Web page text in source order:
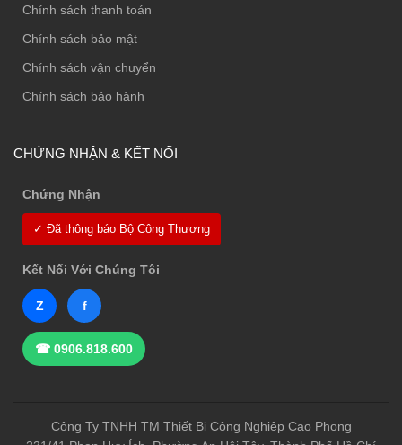
Chính sách thanh toán
Chính sách bảo mật
Chính sách vận chuyển
Chính sách bảo hành
CHỨNG NHẬN & KẾT NỐI
Chứng Nhận
✓ Đã thông báo Bộ Công Thương
Kết Nối Với Chúng Tôi
Z f
☎ 0906.818.600
Công Ty TNHH TM Thiết Bị Công Nghiệp Cao Phong